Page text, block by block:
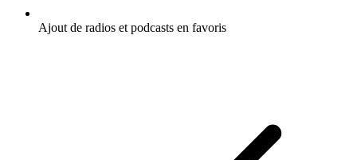
Ajout de radios et podcasts en favoris